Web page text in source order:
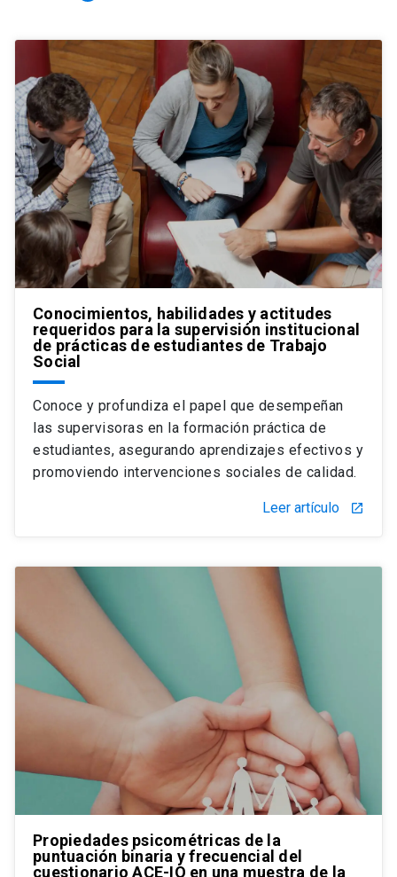
Conocimientos, habilidades y actitudes
requeridos para la supervisión institucional
de prácticas de estudiantes de Trabajo
Social
Conoce y profundiza el papel que desempeñan
las supervisoras en la formación práctica de
estudiantes, asegurando aprendizajes efectivos y
promoviendo intervenciones sociales de calidad.
Leer artículo launch
Propiedades psicométricas de la
puntuación binaria y frecuencial del
cuestionario ACE-IQ en una muestra de la